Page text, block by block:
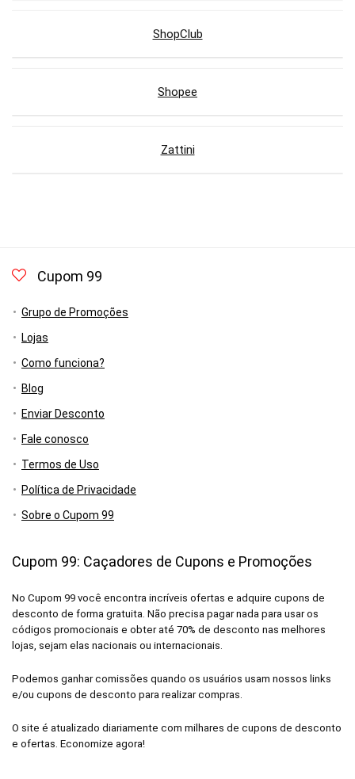
ShopClub
Shopee
Zattini
Cupom 99
Grupo de Promoções
Lojas
Como funciona?
Blog
Enviar Desconto
Fale conosco
Termos de Uso
Política de Privacidade
Sobre o Cupom 99
Cupom 99: Caçadores de Cupons e Promoções
No Cupom 99 você encontra incríveis ofertas e adquire cupons de
desconto de forma gratuita. Não precisa pagar nada para usar os
códigos promocionais e obter até 70% de desconto nas melhores
lojas, sejam elas nacionais ou internacionais.
Podemos ganhar comissões quando os usuários usam nossos links
e/ou cupons de desconto para realizar compras.
O site é atualizado diariamente com milhares de cupons de desconto
e ofertas. Economize agora!